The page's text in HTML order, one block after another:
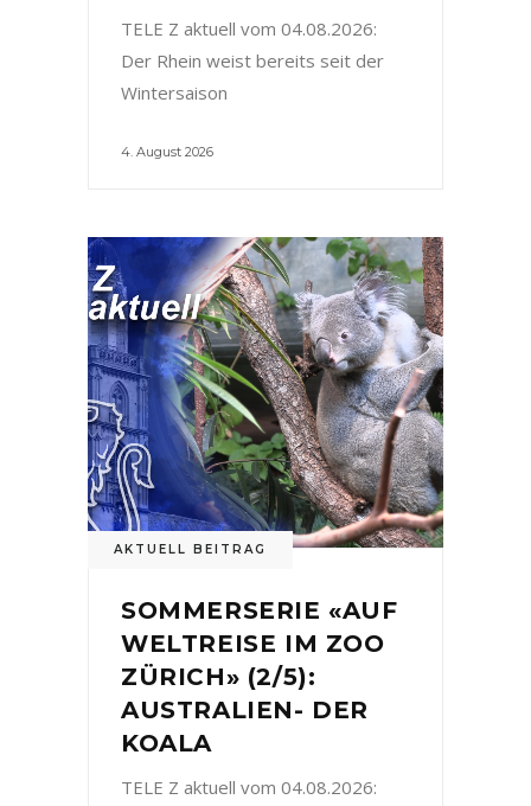
TELE Z aktuell vom 04.08.2026:
Der Rhein weist bereits seit der
Wintersaison
4. August 2026
AKTUELL BEITRAG
SOMMERSERIE «AUF
WELTREISE IM ZOO
ZÜRICH» (2/5):
AUSTRALIEN- DER
KOALA
TELE Z aktuell vom 04.08.2026: